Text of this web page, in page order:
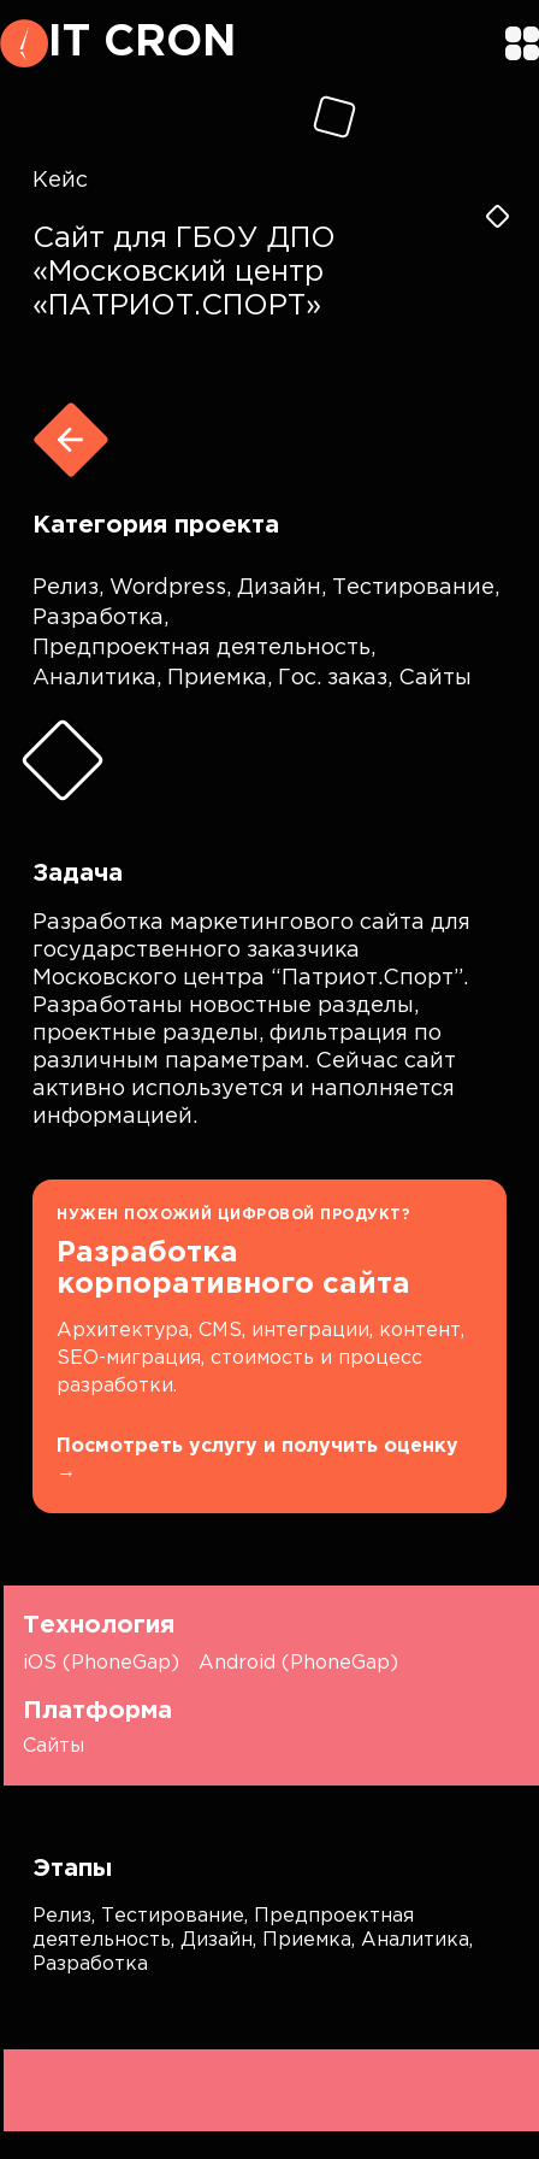
IT CRON
Кейс
Сайт для ГБОУ ДПО
«Московский центр
«ПАТРИОТ.СПОРТ»
Категория проекта
Релиз, Wordpress, Дизайн, Тестирование,
Разработка,
Предпроектная деятельность,
Аналитика, Приемка, Гос. заказ, Сайты
Задача
Разработка маркетингового сайта для
государственного заказчика
Московского центра “Патриот.Спорт”.
Разработаны новостные разделы,
проектные разделы, фильтрация по
различным параметрам. Сейчас сайт
активно используется и наполняется
информацией.
НУЖЕН ПОХОЖИЙ ЦИФРОВОЙ ПРОДУКТ?
Разработка
корпоративного сайта
Архитектура, CMS, интеграции, контент,
SEO-миграция, стоимость и процесс
разработки.
Посмотреть услугу и получить оценку
→
Технология
iOS (PhoneGap) Android (PhoneGap)
Платформа
Сайты
Этапы
Релиз, Тестирование,
Предпроектная
деятельность,Дизайн, Приемка,Аналитика,
Разработка